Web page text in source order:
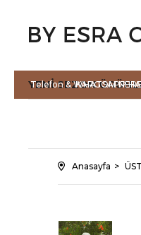
Telefon & WHATSAPP
YENİ SEZON
KARGOM
Anasayfa